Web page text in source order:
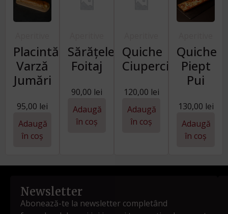
Placintă
Varză
Jumări
95,00 lei
Adaugă
în coș
Sărățele
Foitaj
90,00 lei
Adaugă
în coș
Quiche
Ciuperci
120,00 lei
Adaugă
în coș
Quiche
Piept
Pui
130,00 lei
Adaugă
în coș
Newsletter
Abonează-te la newsletter completând